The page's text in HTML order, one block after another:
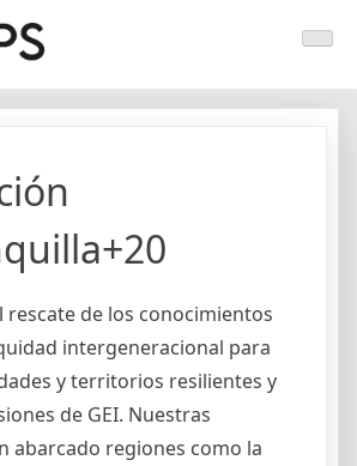
en Latinoamérica y el caribe
rescate de los conocimientos
intergeneracional para
y territorios resilientes y
de GEI. Nuestras
abarcado regiones como la